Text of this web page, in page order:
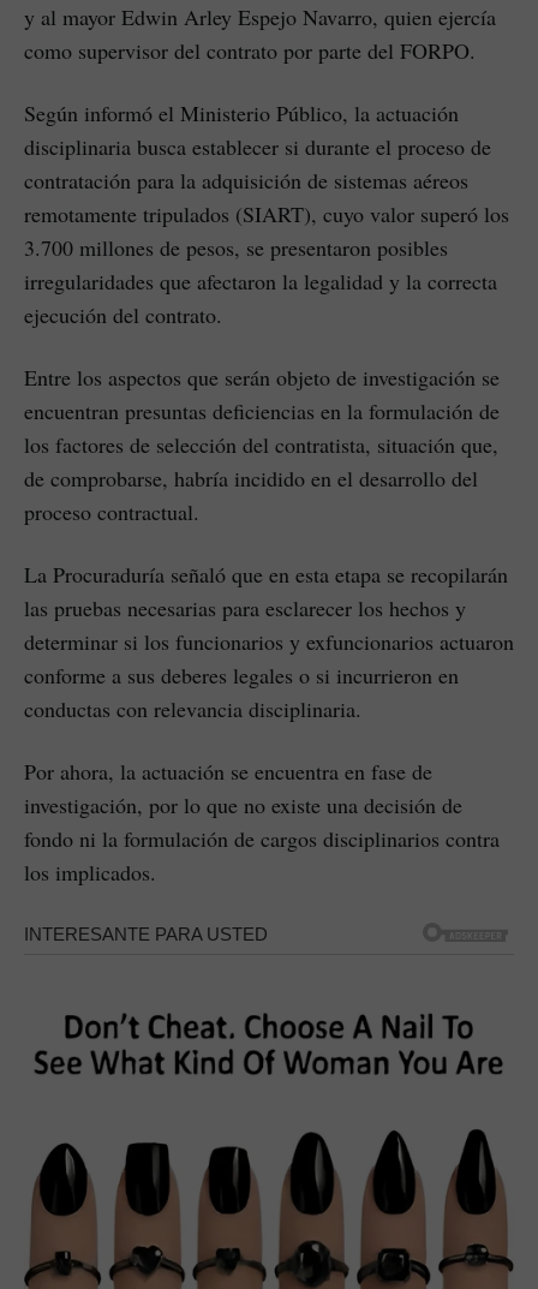
y al mayor Edwin Arley Espejo Navarro, quien ejercía
como supervisor del contrato por parte del FORPO.
Según informó el Ministerio Público, la actuación
disciplinaria busca establecer si durante el proceso de
contratación para la adquisición de sistemas aéreos
remotamente tripulados (SIART), cuyo valor superó los
3.700 millones de pesos, se presentaron posibles
irregularidades que afectaron la legalidad y la correcta
ejecución del contrato.
Entre los aspectos que serán objeto de investigación se
encuentran presuntas deficiencias en la formulación de
los factores de selección del contratista, situación que,
de comprobarse, habría incidido en el desarrollo del
proceso contractual.
La Procuraduría señaló que en esta etapa se recopilarán
las pruebas necesarias para esclarecer los hechos y
determinar si los funcionarios y exfuncionarios actuaron
conforme a sus deberes legales o si incurrieron en
conductas con relevancia disciplinaria.
Por ahora, la actuación se encuentra en fase de
investigación, por lo que no existe una decisión de
fondo ni la formulación de cargos disciplinarios contra
los implicados.